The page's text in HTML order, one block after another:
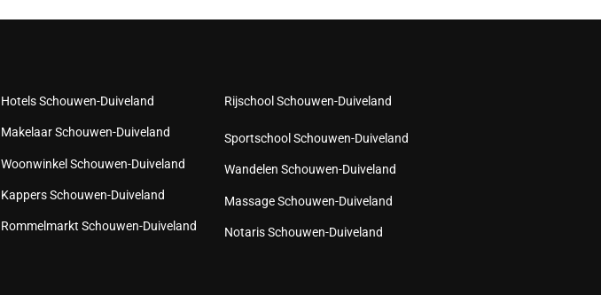
Hotels Schouwen-Duiveland
Makelaar Schouwen-Duiveland
Woonwinkel Schouwen-Duiveland
Kappers Schouwen-Duiveland
Rommelmarkt Schouwen-Duiveland
Rijschool Schouwen-Duiveland
Sportschool Schouwen-Duiveland
Wandelen Schouwen-Duiveland
Massage Schouwen-Duiveland
Notaris Schouwen-Duiveland